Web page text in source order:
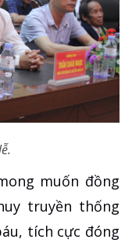
muốn đồng
truyền thống
tích cực đóng